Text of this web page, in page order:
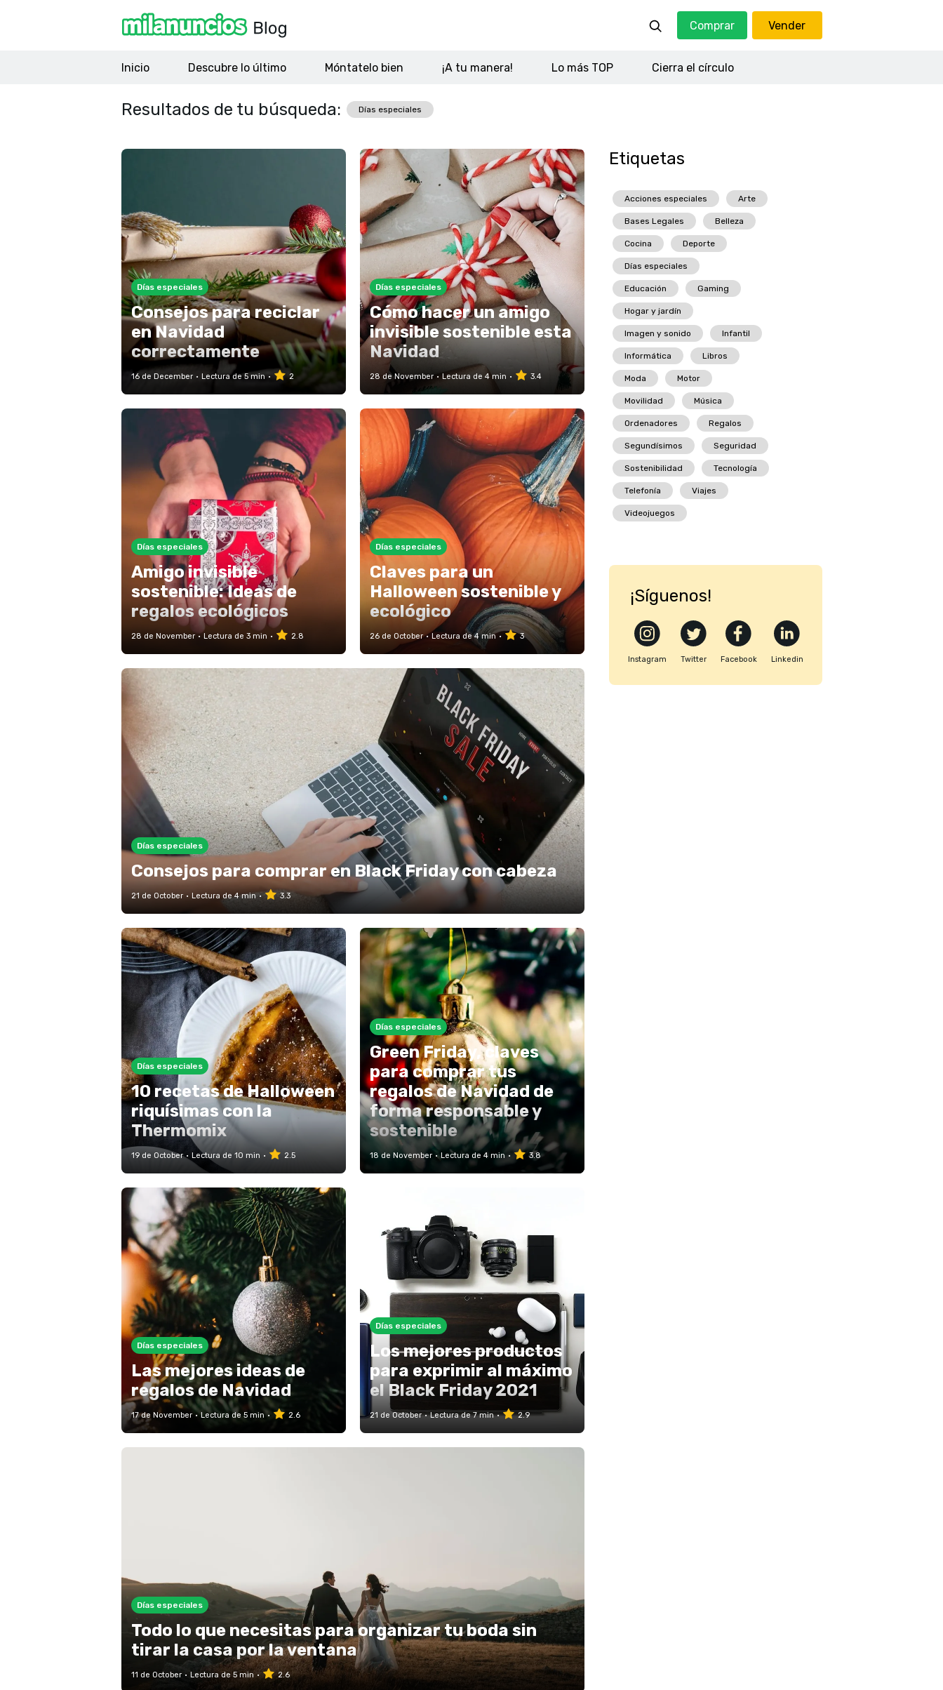
Comprar Vender
Inicio Descubre lo último Móntatelo bien ¡A tu manera! Lo más TOP Cierra el círculo
Resultados de tu búsqueda: Días especiales
Días especiales
Consejos para reciclar
en Navidad
correctamente
16 de December Lectura de 5 min 2
Días especiales
Cómo hacer un amigo
invisible sostenible esta
Navidad
28 de November Lectura de 4 min 3.4
Días especiales
Amigo invisible
sostenible: Ideas de
regalos ecológicos
28 de November Lectura de 3 min 2.8
Días especiales
Claves para un
Halloween sostenible y
ecológico
26 de October Lectura de 4 min 3
Días especiales
Consejos para comprar en Black Friday con cabeza
21 de October Lectura de 4 min 3.3
Días especiales
10 recetas de Halloween
riquísimas con la
Thermomix
19 de October Lectura de 10 min 2.5
Días especiales
Green Friday, claves
para comprar tus
regalos de Navidad de
forma responsable y
sostenible
18 de November Lectura de 4 min 3.8
Días especiales
Las mejores ideas de
regalos de Navidad
17 de November Lectura de 5 min 2.6
Días especiales
Los mejores productos
para exprimir al máximo
el Black Friday 2021
21 de October Lectura de 7 min 2.9
Días especiales
Todo lo que necesitas para organizar tu boda sin
tirar la casa por la ventana
11 de October Lectura de 5 min 2.6
Etiquetas
Acciones especiales Arte
Bases Legales Belleza
Cocina Deporte
Días especiales
Educación Gaming
Hogar y jardín
Imagen y sonido Infantil
Informática Libros
Moda Motor
Movilidad Música
Ordenadores Regalos
Segundísimos Seguridad
Sostenibilidad Tecnología
Telefonía Viajes
Videojuegos
¡Síguenos!
Instagram Twitter Facebook Linkedin